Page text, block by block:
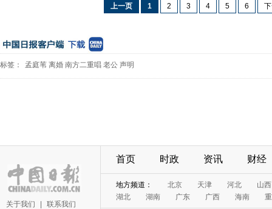
上一页 1 2 3 4 5 6
标签： 孟庭苇 离婚 南方二重唱 老公 声明
关于我们 联系我们
首页 时政 资讯 财经
地方频道： 北京 天津 河北
山西
湖北
湖南 广东 广西 海南